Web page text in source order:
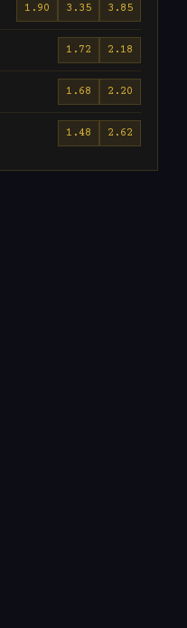
1.90 3.35 3.85
1.72 2.18
1.68 2.20
1.48 2.62